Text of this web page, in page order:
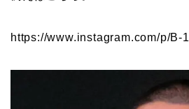
https://www.instagram.com/p/B-